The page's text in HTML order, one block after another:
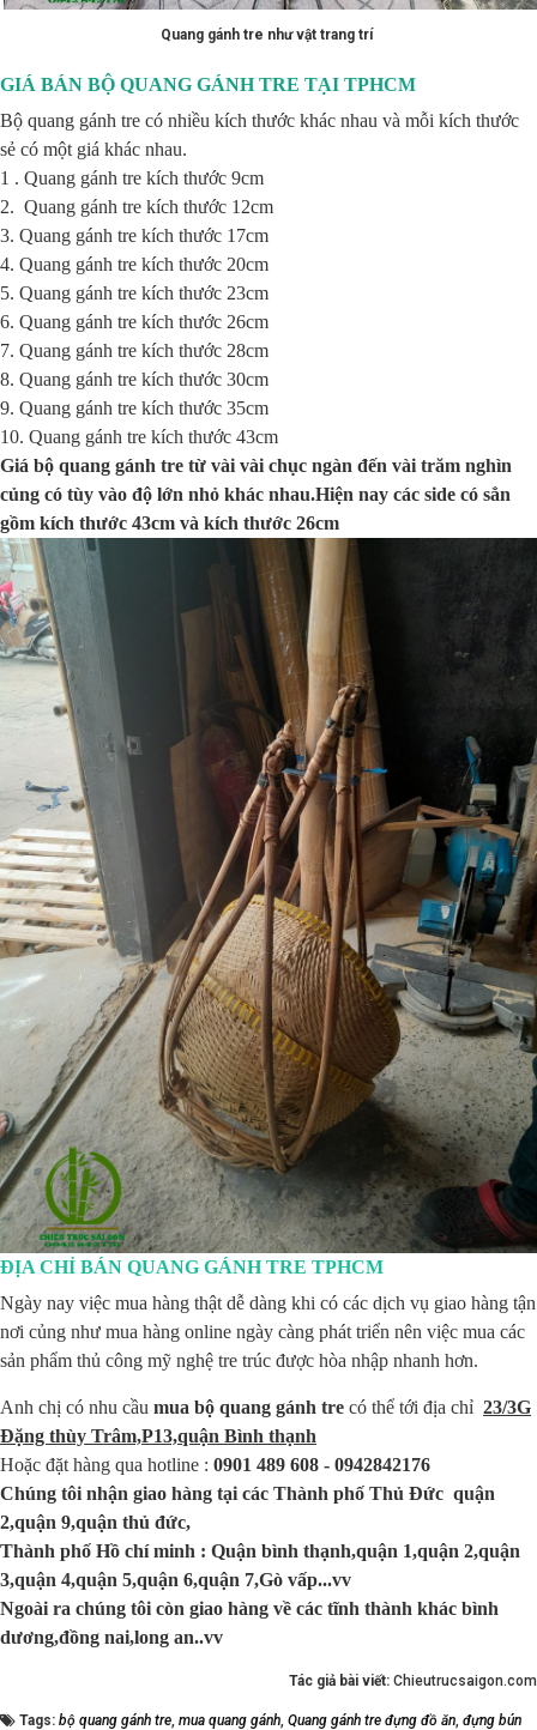
Quang gánh tre như vật trang trí
GIÁ BÁN BỘ QUANG GÁNH TRE TẠI TPHCM
Bộ quang gánh tre có nhiều kích thước khác nhau và mỗi kích thước
sẻ có một giá khác nhau.
1 . Quang gánh tre kích thước 9cm
2. Quang gánh tre kích thước 12cm
3. Quang gánh tre kích thước 17cm
4. Quang gánh tre kích thước 20cm
5. Quang gánh tre kích thước 23cm
6. Quang gánh tre kích thước 26cm
7. Quang gánh tre kích thước 28cm
8. Quang gánh tre kích thước 30cm
9. Quang gánh tre kích thước 35cm
10. Quang gánh tre kích thước 43cm
Giá bộ quang gánh tre từ vài vài chục ngàn đến vài trăm nghìn
củng có tùy vào độ lớn nhỏ khác nhau.Hiện nay các side có sẳn
gồm kích thước 43cm và kích thước 26cm
ĐỊA CHỈ BÁN QUANG GÁNH TRE TPHCM
Ngày nay việc mua hàng thật dễ dàng khi có các dịch vụ giao hàng tận
nơi củng như mua hàng online ngày càng phát triển nên việc mua các
sản phẩm thủ công mỹ nghệ tre trúc được hòa nhập nhanh hơn.
Anh chị có nhu cầu mua bộ quang gánh tre có thể tới địa chỉ 23/3G
Đặng thùy Trâm,P13,quận Bình thạnh
Hoặc đặt hàng qua hotline : 0901 489 608 - 0942842176
Chúng tôi nhận giao hàng tại các Thành phố Thủ Đức quận
2,quận 9,quận thủ đức,
Thành phố Hồ chí minh : Quận bình thạnh,quận 1,quận 2,quận
3,quận 4,quận 5,quận 6,quận 7,Gò vấp...vv
Ngoài ra chúng tôi còn giao hàng về các tĩnh thành khác bình
dương,đồng nai,long an..vv
Tác giả bài viết: Chieutrucsaigon.com
Tags: bộ quang gánh tre, mua quang gánh, Quang gánh tre đựng đồ ăn, đựng bún